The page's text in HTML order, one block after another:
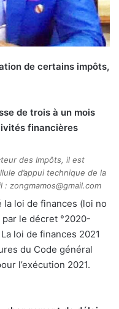
de certains impôts,
de trois à un mois
financières
des Impôts, il est
d’appui technique de la
: zongmamos@gmail.com
loi de finances (loi no
le décret °2020-
loi de finances 2021
du Code général
l’exécution 2021.